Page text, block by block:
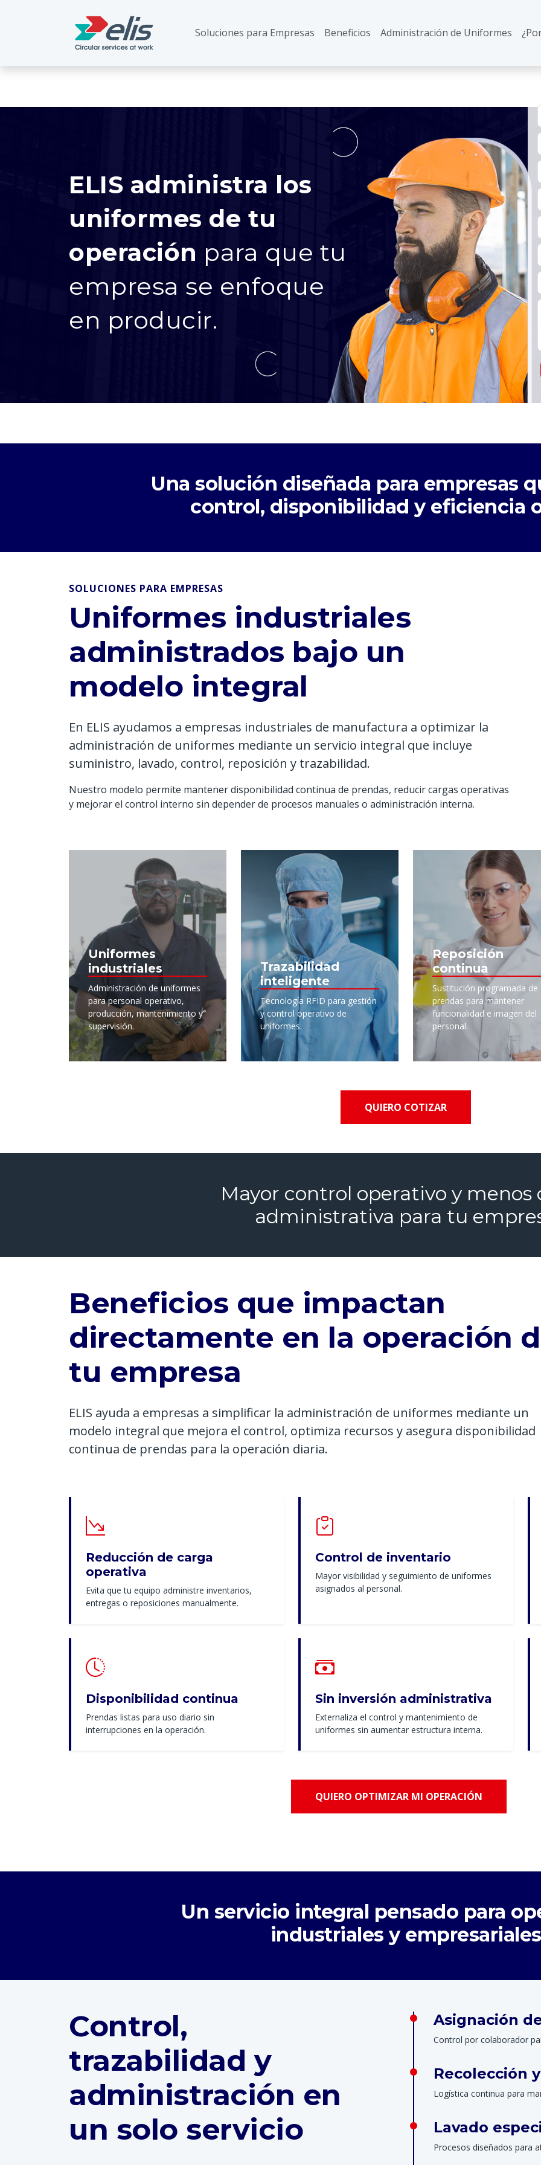
Soluciones para Empresas Beneficios Administración de Uniformes
ELIS administra los
uniformes de tu
operación para que tu
empresa se enfoque
en producir.
Una solución diseñada para empresas
control, disponibilidad y eficiencia
SOLUCIONES PARA EMPRESAS
Uniformes industriales
administrados bajo un
modelo integral
En ELIS ayudamos a empresas industriales de manufactura a optimizar la
administración de uniformes mediante un servicio integral que incluye
suministro, lavado, control, reposición y trazabilidad.
Nuestro modelo permite mantener disponibilidad continua de prendas, reducir cargas operativas
y mejorar el control interno sin depender de procesos manuales o administración interna.
Uniformes
industriales
Administración de uniformes
para personal operativo,
producción, mantenimiento y
supervisión.
Trazabilidad
inteligente
Tecnología RFID para gestión
y control operativo de
uniformes.
Reposición
continua
Sustitución programada de
prendas para mantener
funcionalidad e imagen del
personal.
QUIERO COTIZAR
Mayor control operativo y menos
administrativa para tu
Beneficios que impactan
directamente en la operación
tu empresa
ELIS ayuda a empresas a simplificar la administración de uniformes mediante un
modelo integral que mejora el control, optimiza recursos y asegura disponibilidad
continua de prendas para la operación diaria.
Reducción de carga
operativa
Evita que tu equipo administre inventarios,
entregas o reposiciones manualmente.
Control de inventario
Mayor visibilidad y seguimiento de uniformes
asignados al personal.
Disponibilidad continua
Prendas listas para uso diario sin
interrupciones en la operación.
Sin inversión administrativa
Externaliza el control y mantenimiento de
uniformes sin aumentar estructura interna.
QUIERO OPTIMIZAR MI OPERACIÓN
Un servicio integral pensado para
industriales y empresariales
Control,
trazabilidad y
administración en
un solo servicio
Asignación
Control por colaborador
Recolección
Logística continua para
Lavado
Procesos diseñados para